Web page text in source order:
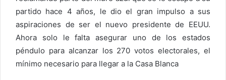
partido hace 4 años, le dio el gran impulso a sus
aspiraciones de ser el nuevo presidente de EEUU.
Ahora solo le falta asegurar uno de los estados
péndulo para alcanzar los 270 votos electorales, el
mínimo necesario para llegar a la Casa Blanca